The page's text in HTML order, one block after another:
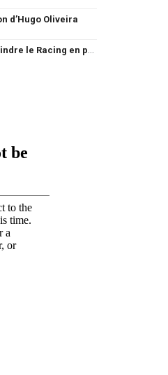
d’Hugo Oliveira